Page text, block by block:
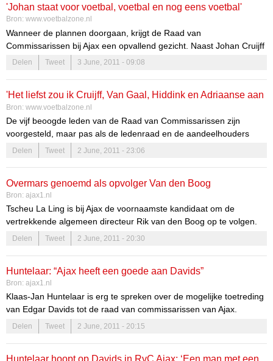
die per 1 juni achter de schermen aan de slag is met het
neerzetten van poppetjes binnen de club. Binnenkort wordt
ongetwijfeld vanzelf duidelijk op wie de keuze valt.
'Johan staat voor voetbal, voetbal en nog eens voetbal'
Bron: www.voetbalzone.nl
Wanneer de plannen doorgaan, krijgt de Raad van
Commissarissen bij Ajax een opvallend gezicht. Naast Johan Cruijff
wil de Amsterdamse club Edgar Davids, Paul Römer, Marjan Olfers
en Steven ten Have aanstellen.
Delen Tweet 3 June, 2011 - 09:08
'Het liefst zou ik Cruijff, Van Gaal, Hiddink en Adriaanse aan
tafel zetten'
Bron: www.voetbalzone.nl
De vijf beoogde leden van de Raad van Commissarissen zijn
voorgesteld, maar pas als de ledenraad en de aandeelhouders
ermee instemmen, worden Edgar Davids, Johan Cruijff, Steven ten
Have, Marjan Olfers en Paul Römer geïnstalleerd. Theo van
helpen, baalt van de trage verloop van zaken: “Ajax zit nu
Delen Tweet 2 June, 2011 - 23:06
Overmars genoemd als opvolger Van den Boog
Bron: ajax1.nl
Tscheu La Ling is bij Ajax de voornaamste kandidaat om de
vertrekkende algemeen directeur Rik van den Boog op te volgen.
Ook Marc Overmars is in beeld voor die – of eventueel en andere –
La LingLa Ling speelde in van 1975 tot 1982 voor Ajax.
Tegenwoordig leidt hij de Slowaakse club Trencin, naar het model
van de Amsterdamse club. Dat doet La Ling zeer succesvol. Hij
maakte Trencin gezond en werd kampioen in de eerste divisie van
Slowakije. De club staat bekend om zijn goede jeugdopleiding.
Onder meer Frantisek Kubik (speler van ADO Den Haag) komt er
vandaan.
Delen Tweet 2 June, 2011 - 20:30
Huntelaar: “Ajax heeft een goede aan Davids”
Bron: ajax1.nl
Klaas-Jan Huntelaar is erg te spreken over de mogelijke toetreding
van Edgar Davids tot de raad van commissarissen van Ajax.
Davids is, samen met Johan Cruijff, Paul Römer, Marjan Olfers en
Steven ten Have, door de voordrachtscommissie van de ledenraad
aangedragen.
Delen Tweet 2 June, 2011 - 20:15
Huntelaar hoopt op Davids in RvC Ajax: ‘Een man met een